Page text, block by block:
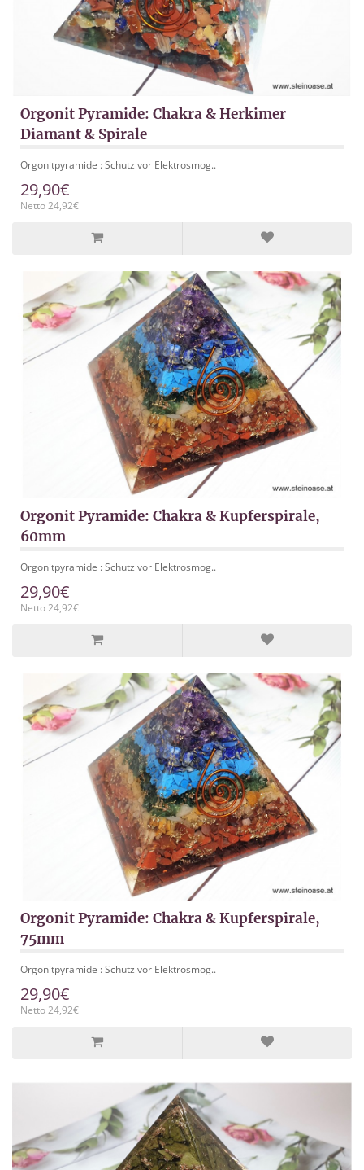
Orgonit Pyramide: Chakra & Herkimer
Diamant & Spirale
Orgonitpyramide : Schutz vor Elektrosmog..
29,90€
Netto 24,92€
Orgonit Pyramide: Chakra & Kupferspirale,
60mm
Orgonitpyramide : Schutz vor Elektrosmog..
29,90€
Netto 24,92€
Orgonit Pyramide: Chakra & Kupferspirale,
75mm
Orgonitpyramide : Schutz vor Elektrosmog..
29,90€
Netto 24,92€